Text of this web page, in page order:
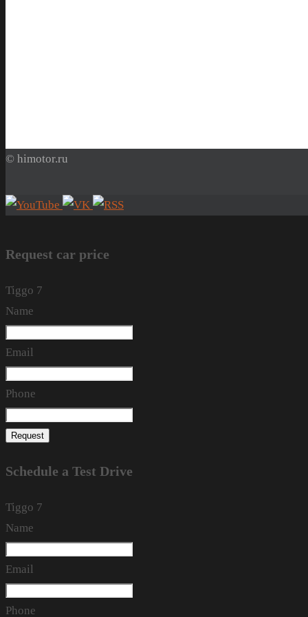
© himotor.ru
Request car price
Tiggo 7
Name
Email
Phone
Request
Schedule a Test Drive
Tiggo 7
Name
Email
Phone